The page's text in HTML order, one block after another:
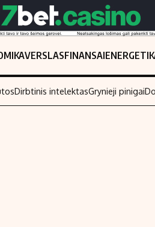
VERSLASFINANSAI
Dirbtinis intelektasGrynieji pinigai